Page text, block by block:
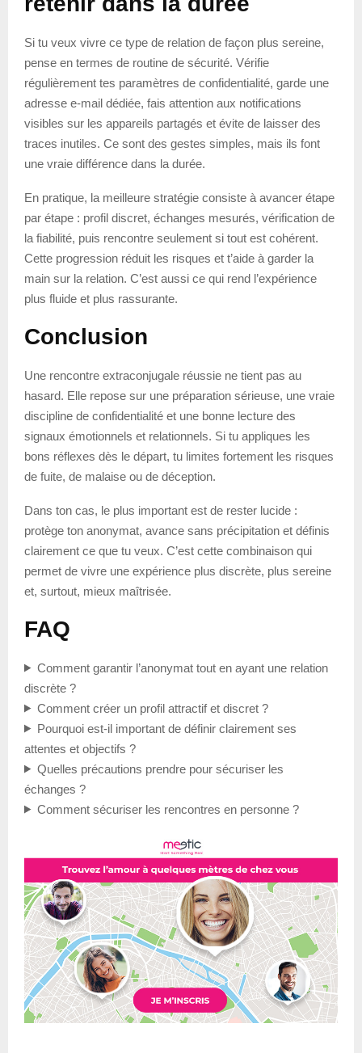
Si tu veux vivre ce type de relation de façon plus sereine,
pense en termes de routine de sécurité. Vérifie
régulièrement tes paramètres de confidentialité, garde une
adresse e-mail dédiée, fais attention aux notifications
visibles sur les appareils partagés et évite de laisser des
traces inutiles. Ce sont des gestes simples, mais ils font
une vraie différence dans la durée.
En pratique, la meilleure stratégie consiste à avancer étape
par étape : profil discret, échanges mesurés, vérification de
la fiabilité, puis rencontre seulement si tout est cohérent.
Cette progression réduit les risques et t’aide à garder la
main sur la relation. C’est aussi ce qui rend l’expérience
plus fluide et plus rassurante.
Conclusion
Une rencontre extraconjugale réussie ne tient pas au
hasard. Elle repose sur une préparation sérieuse, une vraie
discipline de confidentialité et une bonne lecture des
signaux émotionnels et relationnels. Si tu appliques les
bons réflexes dès le départ, tu limites fortement les risques
de fuite, de malaise ou de déception.
Dans ton cas, le plus important est de rester lucide :
protège ton anonymat, avance sans précipitation et définis
clairement ce que tu veux. C’est cette combinaison qui
permet de vivre une expérience plus discrète, plus sereine
et, surtout, mieux maîtrisée.
FAQ
Comment garantir l’anonymat tout en ayant une relation
discrète ?
Comment créer un profil attractif et discret ?
Pourquoi est-il important de définir clairement ses
attentes et objectifs ?
Quelles précautions prendre pour sécuriser les
échanges ?
Comment sécuriser les rencontres en personne ?